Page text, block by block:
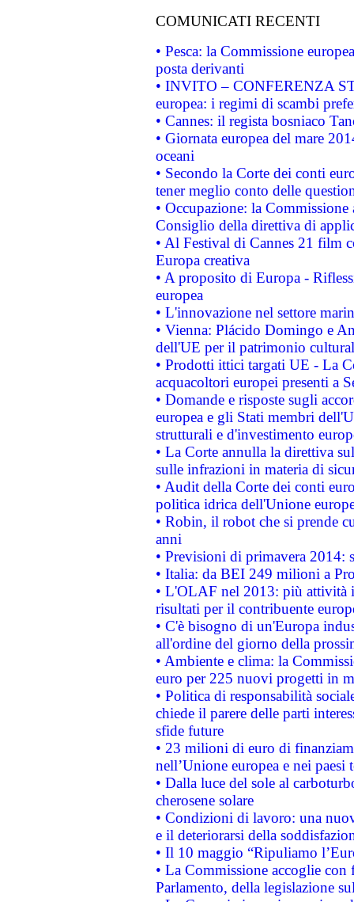
COMUNICATI RECENTI
• Pesca: la Commissione
posta derivanti
• INVITO – CONFERENZA
europea: i regimi di scambi
• Cannes: il regista bosniaco
• Giornata europea del mare
oceani
• Secondo la Corte dei conti
tener meglio conto delle
• Occupazione: la
Consiglio della direttiva di
• Al Festival di Cannes 21 film
Europa creativa
• A proposito di Europa -
europea
• L'innovazione nel settore
• Vienna: Plácido Domingo e
dell'UE per il patrimonio
• Prodotti ittici targati UE - La
acquacoltori europei presenti a
• Domande e risposte sugli
europea e gli Stati membri
strutturali e d'investimento
• La Corte annulla la direttiva
sulle infrazioni in materia di
• Audit della Corte dei conti
politica idrica dell'Unione
• Robin, il robot che si prende
anni
• Previsioni di primavera 2014:
• Italia: da BEI 249 milioni a
• L'OLAF nel 2013: più attività
risultati per il contribuente
• C'è bisogno di un'Europa
all'ordine del giorno della
• Ambiente e clima: la
euro per 225 nuovi progetti in
• Politica di responsabilità
chiede il parere delle parti
sfide future
• 23 milioni di euro di
nell’Unione europea e nei paesi
• Dalla luce del sole al
cherosene solare
• Condizioni di lavoro: una
e il deteriorarsi della
• Il 10 maggio “Ripuliamo
• La Commissione accoglie
Parlamento, della legislazione